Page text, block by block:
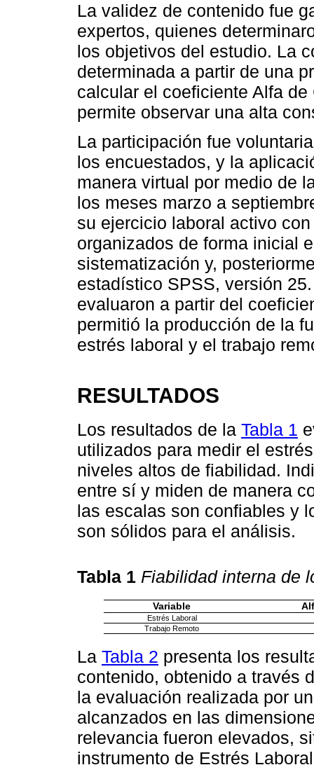
La validez de contenido fue
expertos, quienes
los objetivos del estudio. La
determinada a partir de una
calcular el coeficiente Alfa
permite observar una alta
La participación fue
los encuestados, y la
manera virtual por medio de
los meses marzo a
su ejercicio laboral activo
organizados de forma inicial
sistematización y,
estadístico SPSS, versión
evaluaron a partir del
permitió la producción de la
estrés laboral y el trabajo
RESULTADOS
Los resultados de la Tabla 1
utilizados para medir el
niveles altos de fiabilidad.
entre sí y miden de manera
las escalas son confiables y
son sólidos para el análisis.
Tabla 1 Fiabilidad interna de
Variable
Estrés Laboral
Trabajo Remoto
La Tabla 2 presenta los
contenido, obtenido a través
la evaluación realizada por
alcanzados en las
relevancia fueron elevados,
instrumento de Estrés